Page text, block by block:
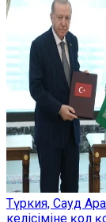
Түркия, Сауд
келісіміне қол